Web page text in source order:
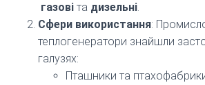
газові та дизельні.
Сфери використання:
теплогенератори знайшли
галузях:
Пташники та